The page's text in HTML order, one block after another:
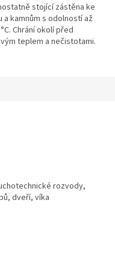
stojící zástěna ke
a kamnům s odolností až
Chrání okolí před
teplem a nečistotami.
rozvody,
dveří, víka